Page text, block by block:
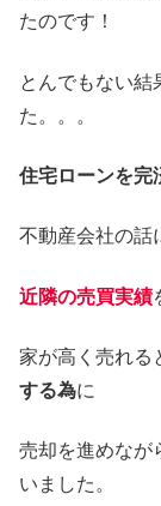
たのです！
とんでもない結
た。。。
住宅ローンを完
不動産会社の話
近隣の売買実績
家が高く売れる
する為に
売却を進めなが
いました。